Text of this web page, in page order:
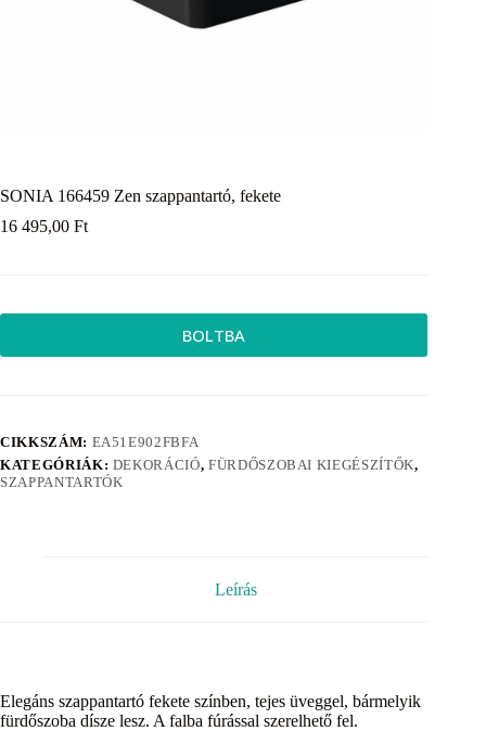
SONIA 166459 Zen szappantartó, fekete
16 495,00 Ft
BOLTBA
CIKKSZÁM: EA51E902FBFA
KATEGÓRIÁK: DEKORÁCIÓ, FÜRDŐSZOBAI KIEGÉSZÍTŐK,
SZAPPANTARTÓK
Leírás
Elegáns szappantartó fekete színben, tejes üveggel, bármelyik
fürdőszoba dísze lesz. A falba fúrással szerelhető fel.